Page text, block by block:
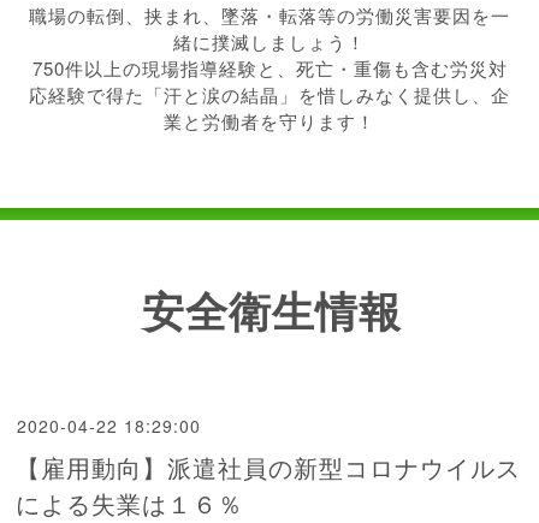
職場の転倒、挟まれ、墜落・転落等の労働災害要因を一
緒に撲滅しましょう！
750件以上の現場指導経験と、死亡・重傷も含む労災対
応経験で得た「汗と涙の結晶」を惜しみなく提供し、企
業と労働者を守ります！
安全衛生情報
2020-04-22 18:29:00
【雇用動向】派遣社員の新型コロナウイルス
による失業は１６％